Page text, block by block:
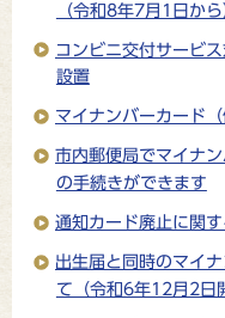
（令和8年7月1日から
コンビニ交付サービ
設置
マイナンバーカード
市内郵便局でマイナ
の手続きができます
通知カード廃止に関
出生届と同時のマイ
て（令和6年12月2日